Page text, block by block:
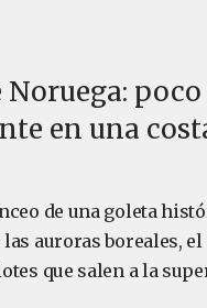
Noruega:
en una
de una goleta
las auroras boreales,
que salen a la